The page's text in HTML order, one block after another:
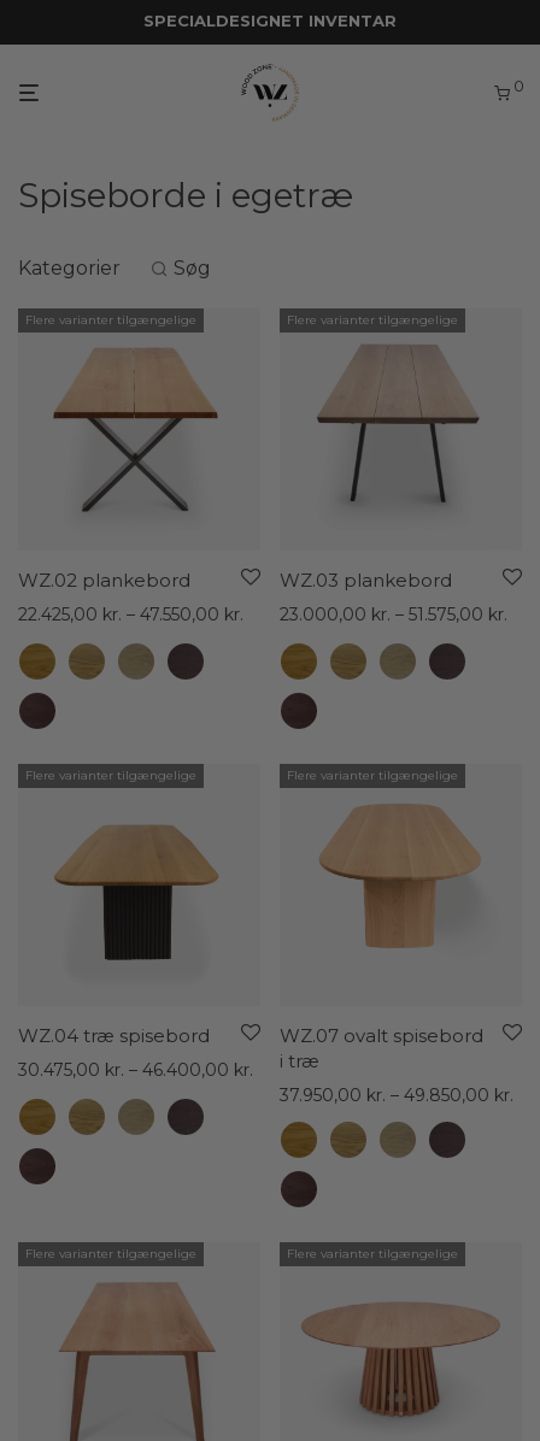
SPECIALDESIGNET INVENTAR
0
Spiseborde i egetræ
Kategorier Søg
Flere varianter tilgængelige
WZ.02 plankebord
22.425,00 kr. – 47.550,00 kr. Prisinterval:
22.425,00 kr.
47.550,00 kr.
Flere varianter tilgængelige
WZ.03 plankebord
23.000,00 kr. – 51.575,00 kr.
Flere varianter tilgængelige
WZ.04 træ spisebord
30.475,00 kr. – 46.400,00 kr. Prisinterval:
30.475,00 kr.
46.400,00 kr.
Flere varianter tilgængelige
WZ.07 ovalt spisebord
i træ
37.950,00 kr. – 49.850,00 kr.
Flere varianter tilgængelige Flere varianter tilgængelige